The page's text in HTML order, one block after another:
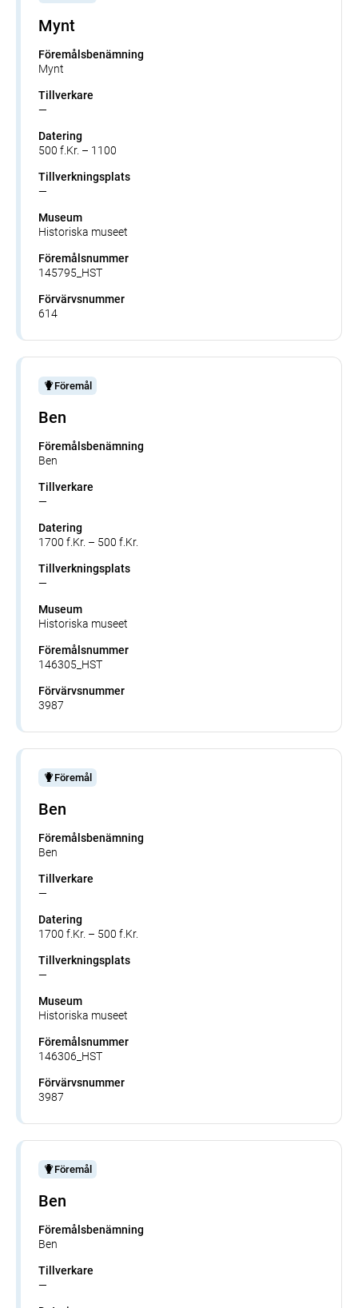
Mynt
Föremålsbenämning
Mynt
Tillverkare
—
Datering
500 f.Kr. – 1100
Tillverkningsplats
—
Museum
Historiska museet
Föremålsnummer
145795_HST
Förvärvsnummer
614
Föremål
Ben
Föremålsbenämning
Ben
Tillverkare
—
Datering
1700 f.Kr. – 500 f.Kr.
Tillverkningsplats
—
Museum
Historiska museet
Föremålsnummer
146305_HST
Förvärvsnummer
3987
Föremål
Ben
Föremålsbenämning
Ben
Tillverkare
—
Datering
1700 f.Kr. – 500 f.Kr.
Tillverkningsplats
—
Museum
Historiska museet
Föremålsnummer
146306_HST
Förvärvsnummer
3987
Föremål
Ben
Föremålsbenämning
Ben
Tillverkare
—